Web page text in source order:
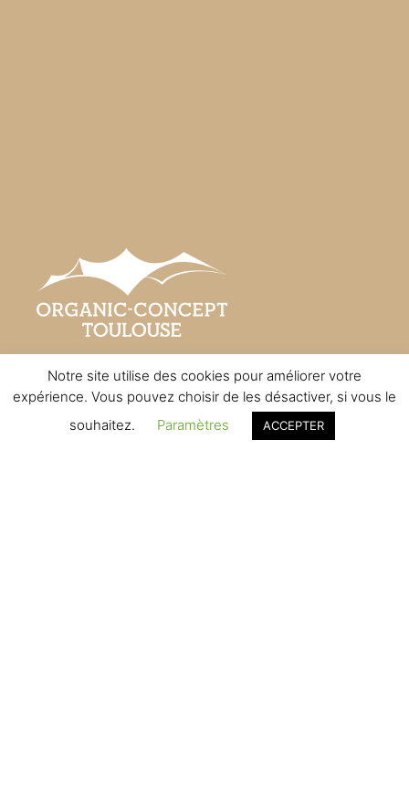
TÉLÉPHONE
05 61 31 61 59
Notre site utilise des cookies pour améliorer votre
expérience. Vous pouvez choisir de les désactiver, si vous le
souhaitez.
Paramètres ACCEPTER